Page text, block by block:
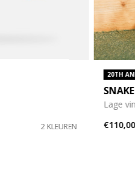
2 KLEUREN
20TH
Lage
€110,00